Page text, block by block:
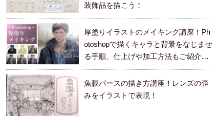
装飾品を描こう！
厚塗りイラストのメイキング講座！Ph
otoshopで描くキャラと背景をなじませ
る手順、仕上げや加工方法もご紹介し
ます。
魚眼パースの描き方講座！レンズの歪
みをイラストで表現！